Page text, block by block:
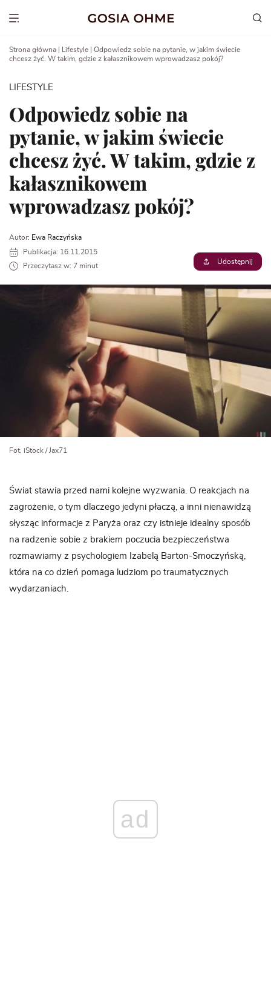
Show menu
Strona główna Lifestyle
Odpowiedz sobie na pytanie, w jakim świecie
chcesz żyć. W takim, gdzie z kałasznikowem wprowadzasz pokój?
LIFESTYLE
Odpowiedz sobie na
pytanie, w jakim świecie
chcesz żyć. W takim, gdzie z
kałasznikowem
wprowadzasz pokój?
Autor: Ewa Raczyńska
Publikacja: 16.11.2015
Przeczytasz w: 7 minut
Udostępnij
Fot. iStock / Jax71
Świat stawia przed nami kolejne wyzwania. O reakcjach na
zagrożenie, o tym dlaczego jedyni płaczą, a inni nienawidzą
słysząc informacje z Paryża oraz czy istnieje idealny sposób
na radzenie sobie z brakiem poczucia bezpieczeństwa
rozmawiamy z psychologiem Izabelą Barton-Smoczyńską,
która na co dzień pomaga ludziom po traumatycznych
wydarzaniach.
ad